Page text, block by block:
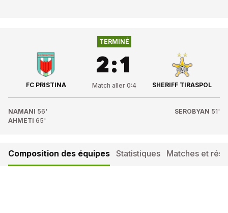
2:1
FC PRISTINA
TERMINÉ
2:1
Match aller 0:4 SHERIFF TIRASPOL
NAMANI 56'
AHMETI 65'
SEROBYAN 51'
Composition des équipes Statistiques Matches et